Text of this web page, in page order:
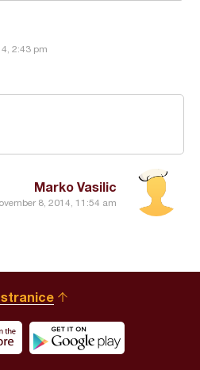
2:43 pm
Marko Vasilic
8, 2014, 11:54 am
stranice